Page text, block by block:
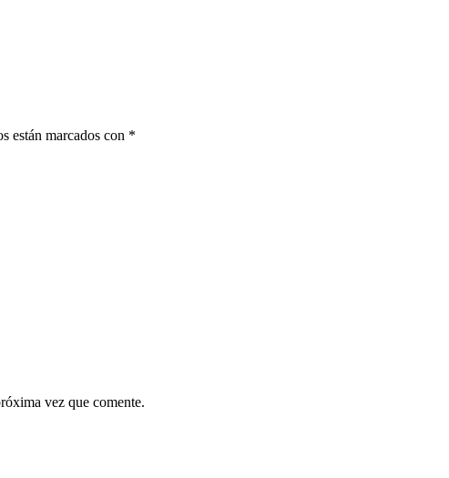
están marcados con *
vez que comente.